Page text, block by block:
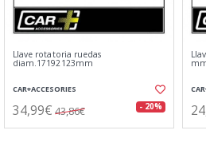
Llave rotatoria ruedas
diam.17192123mm
CAR+ACCESORIES
34,99€ 43,86€ - 20%